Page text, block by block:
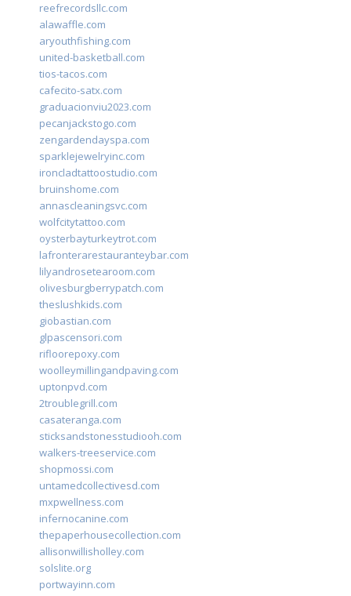
reefrecordsllc.com
alawaffle.com
aryouthfishing.com
united-basketball.com
tios-tacos.com
cafecito-satx.com
graduacionviu2023.com
pecanjackstogo.com
zengardendayspa.com
sparklejewelryinc.com
ironcladtattoostudio.com
bruinshome.com
annascleaningsvc.com
wolfcitytattoo.com
oysterbayturkeytrot.com
lafronterarestauranteybar.com
lilyandrosetearoom.com
olivesburgberrypatch.com
theslushkids.com
giobastian.com
glpascensori.com
rifloorepoxy.com
woolleymillingandpaving.com
uptonpvd.com
2troublegrill.com
casateranga.com
sticksandstonesstudiooh.com
walkers-treeservice.com
shopmossi.com
untamedcollectivesd.com
mxpwellness.com
infernocanine.com
thepaperhousecollection.com
allisonwillisholley.com
solslite.org
portwayinn.com